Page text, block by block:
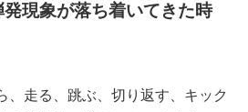
発現象が落ち着いてきた時
、走る、跳ぶ、切り返す、キック